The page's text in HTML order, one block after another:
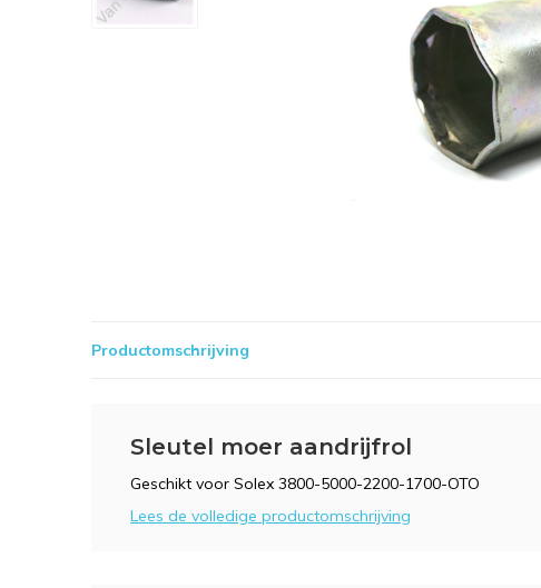
Productomschrijving
Sleutel moer aandrijfrol
Geschikt voor Solex 3800-5000-2200-1700-OTO
Lees de volledige productomschrijving